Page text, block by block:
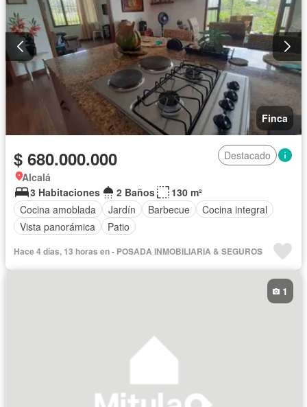
Finca
$ 680.000.000
Destacado
Alcalá
3 Habitaciones
2 Baños
130 m²
Cocina amoblada
Jardín Barbecue
Cocina integral
Vista panorámica
Patio
Hace 4 días, 13 horas en - POSADA INMOBILIARIA & SEGUROS
1